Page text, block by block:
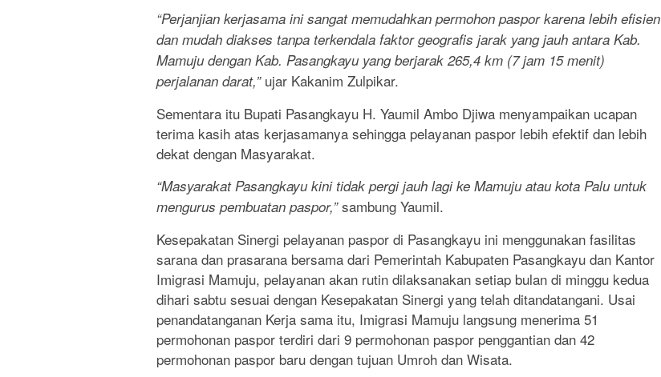
“Perjanjian kerjasama ini sangat memudahkan permohon paspor karena lebih efisien
dan mudah diakses tanpa terkendala faktor geografis jarak yang jauh antara Kab.
Mamuju dengan Kab. Pasangkayu yang berjarak 265,4 km (7 jam 15 menit)
perjalanan darat,”ujar Kakanim Zulpikar.
Sementara itu Bupati Pasangkayu H. Yaumil Ambo Djiwa menyampaikan ucapan
terima kasih atas kerjasamanya sehingga pelayanan paspor lebih efektif dan lebih
dekat dengan Masyarakat.
“Masyarakat Pasangkayu kini tidak pergi jauh lagi ke Mamuju atau kota Palu untuk
mengurus pembuatan paspor,”sambung Yaumil.
Kesepakatan Sinergi pelayanan paspor di Pasangkayu ini menggunakan fasilitas
sarana dan prasarana bersama dari Pemerintah Kabupaten Pasangkayu dan Kantor
Imigrasi Mamuju, pelayanan akan rutin dilaksanakan setiap bulan di minggu kedua
dihari sabtu sesuai dengan Kesepakatan Sinergi yang telah ditandatangani. Usai
penandatanganan Kerja sama itu, Imigrasi Mamuju langsung menerima 51
permohonan paspor terdiri dari 9 permohonan paspor penggantian dan 42
permohonan paspor baru dengan tujuan Umroh dan Wisata.